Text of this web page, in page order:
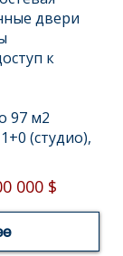
двери
к
97 м2
1+0 (студио),
000 $